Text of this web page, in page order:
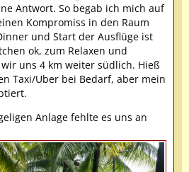
Antwort. So begab ich mich auf
Kompromiss in den Raum
und Start der Ausflüge ist
ok, zum Relaxen und
uns 4 km weiter südlich. Hieß
Taxi/Uber bei Bedarf, aber mein
Anlage fehlte es uns an